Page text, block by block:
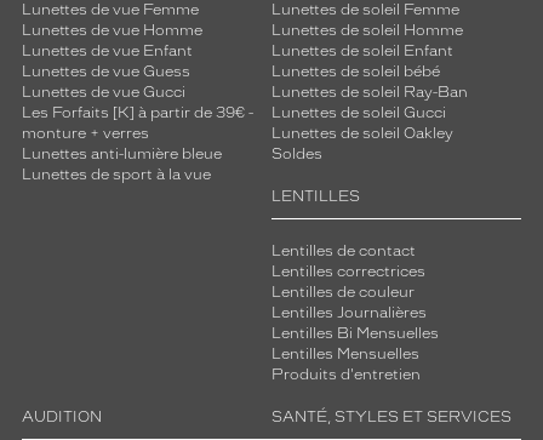
Lunettes de vue Femme
Lunettes de vue Homme
Lunettes de vue Enfant
Lunettes de vue Guess
Lunettes de vue Gucci
Les Forfaits [K] à partir de 39€ -
monture + verres
Lunettes anti-lumière bleue
Lunettes de sport à la vue
Lunettes de soleil Femme
Lunettes de soleil Homme
Lunettes de soleil Enfant
Lunettes de soleil bébé
Lunettes de soleil Ray-Ban
Lunettes de soleil Gucci
Lunettes de soleil Oakley
Soldes
LENTILLES
Lentilles de contact
Lentilles correctrices
Lentilles de couleur
Lentilles Journalières
Lentilles Bi Mensuelles
Lentilles Mensuelles
Produits d'entretien
AUDITION SANTÉ, STYLES ET SERVICES